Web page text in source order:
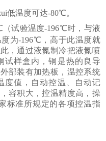
低温度可达-80℃。
试验温度-196℃时，与液
为-196℃，高于此温度就
，通过液氮制冷把液氮喷
试样盒内，铜是热的良导
部装有加热板， 温控系统
度值，自动控温、自动记
容积大，控温精度高， 操
标准所规定的各项控温指